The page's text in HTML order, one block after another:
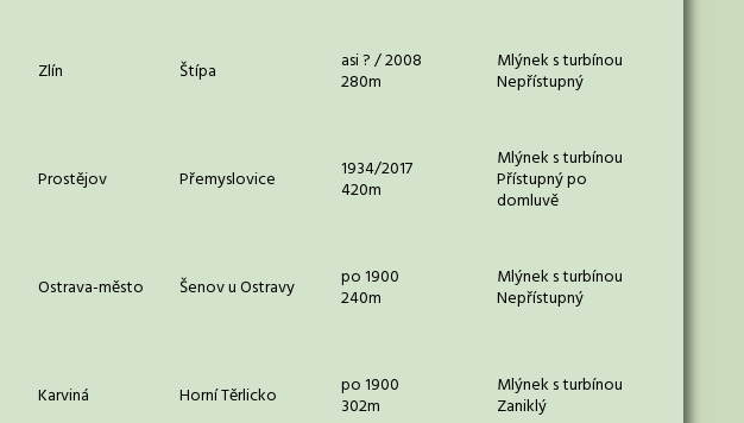
Zlín Štípa asi ? / 2008
280m
Mlýnek s turbínou
Nepřístupný
Prostějov Přemyslovice 1934/2017
420m
Mlýnek s turbínou
Přístupný po
domluvě
Ostrava-město Šenov u Ostravy po 1900
240m
Mlýnek s turbínou
Nepřístupný
Karviná Horní Těrlicko po 1900
302m
Mlýnek s turbínou
Zaniklý